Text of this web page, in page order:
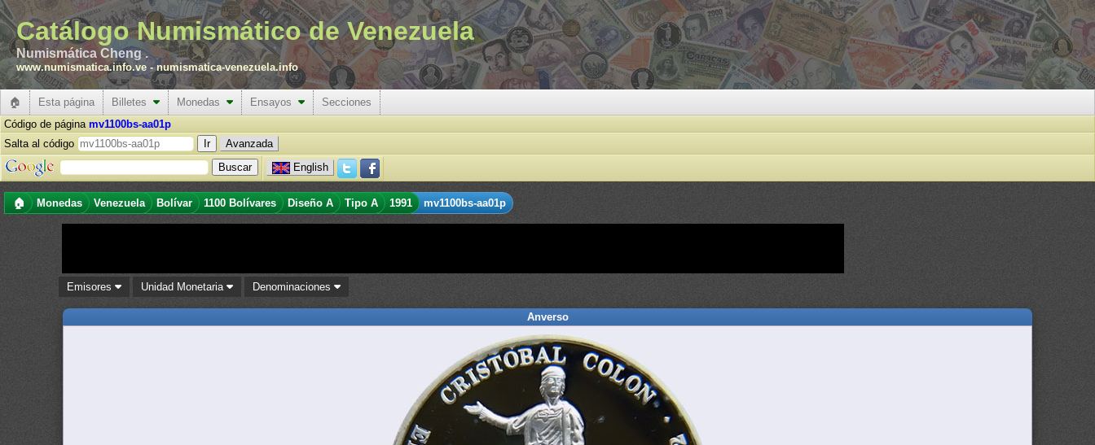
Catálogo Numismático de Venezuela
Numismática Cheng .
www.numismatica.info.ve -numismatica-venezuela.info
🏠 Esta página Billetes Monedas Ensayos
Secciones
Código de página mv1100bs-aa01p
Salta al código
Avanzada
English
🏠 Monedas Venezuela Bolívar 1100 Bolívares Diseño A Tipo A 1991 mv1100bs-aa01p
Emisores Unidad Monetaria Denominaciones
Anverso